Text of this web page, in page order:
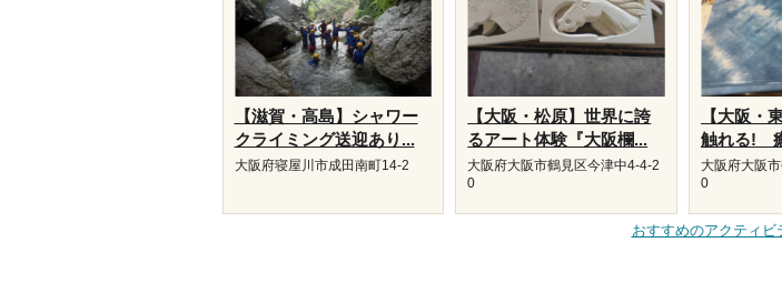
【滋賀・高島】シャワー
クライミング送迎あり...
大阪府寝屋川市成田南町14-2
【大阪・松原】世界に誇
るアート体験『大阪欄...
大阪府大阪市鶴見区今津中4-4-2
0
【大阪・
触れる!
大阪府大阪
0
おすすめのアクティビ